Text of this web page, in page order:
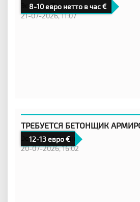
8-10 евро нетто в час
Эстония,Таллинн
21-07-2026, 11:07
12-13 евро
ТРЕБУЕТСЯ БЕТОНЩИК
Эстония,Таллинн
20-07-2026, 16:02